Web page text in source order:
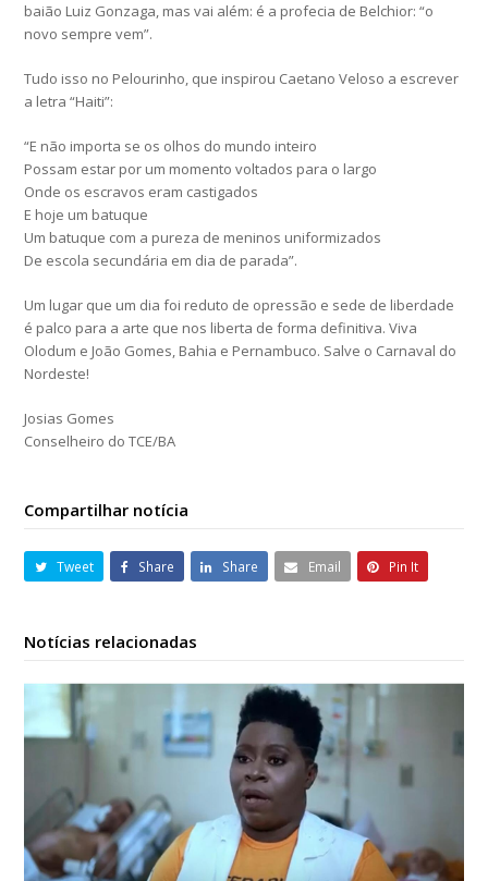
baião Luiz Gonzaga, mas vai além: é a profecia de Belchior: “o
novo sempre vem”.
Tudo isso no Pelourinho, que inspirou Caetano Veloso a escrever
a letra “Haiti”:
“E não importa se os olhos do mundo inteiro
Possam estar por um momento voltados para o largo
Onde os escravos eram castigados
E hoje um batuque
Um batuque com a pureza de meninos uniformizados
De escola secundária em dia de parada”.
Um lugar que um dia foi reduto de opressão e sede de liberdade
é palco para a arte que nos liberta de forma definitiva. Viva
Olodum e João Gomes, Bahia e Pernambuco. Salve o Carnaval do
Nordeste!
Josias Gomes
Conselheiro do TCE/BA
Compartilhar notícia
Tweet Share Share Email Pin It
Notícias relacionadas